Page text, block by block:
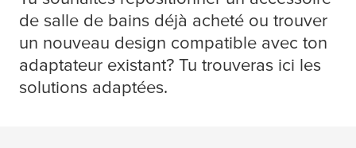
de salle de bains déjà acheté ou trouver
un nouveau design compatible avec ton
adaptateur existant? Tu trouveras ici les
solutions adaptées.